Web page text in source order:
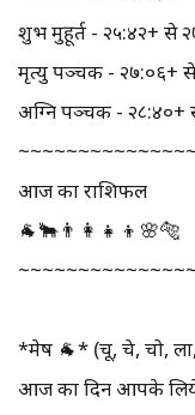
शुभ मुहूर्त - २५:४२+ से
मृत्यु पञ्चक - २७:०६+
अग्नि पञ्चक - २८:४०+
आज का राशिफल
🐐🐂👨‍👩‍👧‍👦🌸🐅
*मेष 🐐* (चू, चे, चो,
आज का दिन आपके लिये